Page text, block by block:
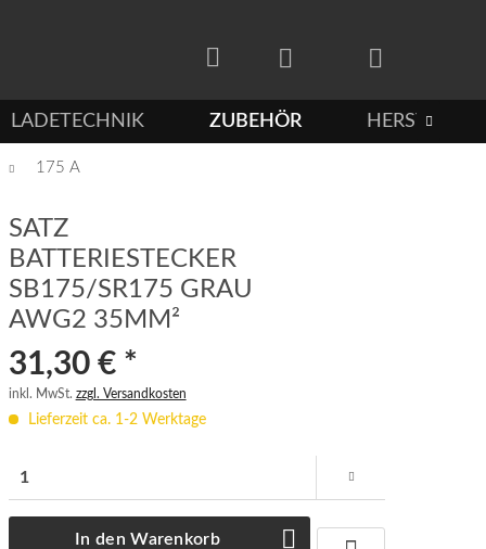
LADETECHNIK ZUBEHÖR HERSTELLER

175 A
SATZ
BATTERIESTECKER
SB175/SR175 GRAU
AWG2 35MM²
31,30 € *
inkl. MwSt. zzgl. Versandkosten
Lieferzeit ca. 1-2 Werktage
In den Warenkorb